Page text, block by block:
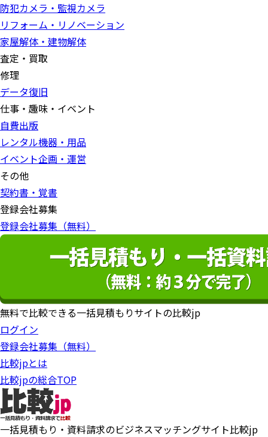
防犯カメラ・監視カメラ
リフォーム・リノベーション
家屋解体・建物解体
査定・買取
修理
データ復旧
仕事・趣味・イベント
自費出版
レンタル機器・用品
イベント企画・運営
その他
契約書・覚書
登録会社募集
登録会社募集（無料）
無料で比較できる一括見積もりサイトの比較jp
ログイン
登録会社募集（無料）
比較jpとは
比較jpの総合TOP
一括見積もり・資料請求のビジネスマッチングサイト比較jp